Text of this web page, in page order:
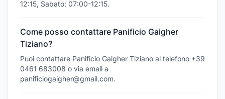
12:15, Sabato: 07:00-12:15.
Come posso contattare Panificio Gaigher
Tiziano?
Puoi contattare Panificio Gaigher Tiziano al telefono +39
0461 683008 o via email a
panificiogaigher@gmail.com.